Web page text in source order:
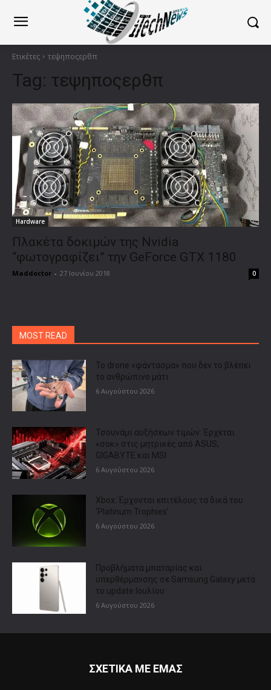
Ετικέτες τεψηποςερθπ
Tag: τεψηποςερθπ
Hardware
Πλακέτα δοκιμών της Nvidia
“φωτογραφίζει” την GeForce GTX 1180
Maddoctor - 27 Ιουνίου 2018 0
MOST READ
Το drone «φάντασμα» που δεν το βλέπει
το ανθρώπινο μάτι
6 Αυγούστου 2026
Τσουνάμι αυξήσεων τιμών: Έρχεται
«σοκ» στις μητρικές από ASUS,
GIGABYTE και MSI
6 Αυγούστου 2026
Xbox: Έρχονται επιτέλους τα δικά του
‘Platinum Trophies’
6 Αυγούστου 2026
Προβλήματα μπαταρίας και
υπερθέρμανσης σε Samsung Galaxy μετά
το update Ιουλίου
6 Αυγούστου 2026
ΣΧΕΤΙΚΑ ΜΕ ΕΜΑΣ